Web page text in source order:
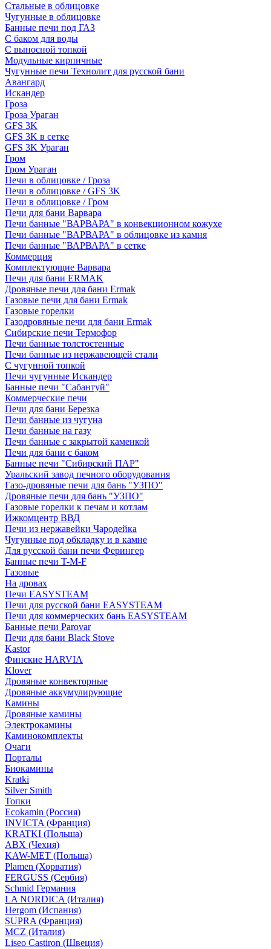
Стальные в облицовке
Чугунные в облицовке
Банные печи под ГАЗ
С баком для воды
С выносной топкой
Модульные кирпичные
Чугунные печи Технолит для русской бани
Авангард
Искандер
Гроза
Гроза Ураган
GFS 3K
GFS 3K в сетке
GFS 3K Ураган
Гром
Гром Ураган
Печи в облицовке / Гроза
Печи в облицовке / GFS 3K
Печи в облицовке / Гром
Печи для бани Варвара
Печи банные "ВАРВАРА" в конвекционном кожухе
Печи банные "ВАРВАРА" в облицовке из камня
Печи банные "ВАРВАРА" в сетке
Коммерция
Комплектующие Варвара
Печи для бани ERMAK
Дровяные печи для бани Ermak
Газовые печи для бани Ermak
Газовые горелки
Газодровяные печи для бани Ermak
Сибирские печи Термофор
Печи банные толстостенные
Печи банные из нержавеющей стали
С чугунной топкой
Печи чугунные Искандер
Банные печи "Сабантуй"
Коммерческие печи
Печи для бани Березка
Печи банные из чугуна
Печи банные на газу
Печи банные с закрытой каменкой
Печи для бани с баком
Банные печи "Сибирский ПАР"
Уральский завод печного оборудования
Газо-дровяные печи для бань "УЗПО"
Дровяные печи для бань "УЗПО"
Газовые горелки к печам и котлам
Ижкомцентр ВВД
Печи из нержавейки Чародейка
Чугунные под обкладку и в камне
Для русской бани печи Ферингер
Банные печи T-M-F
Газовые
На дровах
Печи EASYSTEAM
Печи для русской бани EASYSTEAM
Печи для коммерческих бань EASYSTEAM
Банные печи Parovar
Печи для бани Black Stove
Kastor
Финские HARVIA
Klover
Дровяные конвекторные
Дровяные аккумулирующие
Камины
Дровяные камины
Электрокамины
Каминокомплекты
Очаги
Порталы
Биокамины
Kratki
Silver Smith
Топки
Ecokamin (Россия)
INVICTA (Франция)
KRATKI (Польша)
ABX (Чехия)
KAW-MET (Польша)
Plamen (Хорватия)
FERGUSS (Сербия)
Schmid Германия
LA NORDICA (Италия)
Hergom (Испания)
SUPRA (Франция)
MCZ (Италия)
Liseo Castiron (Швеция)